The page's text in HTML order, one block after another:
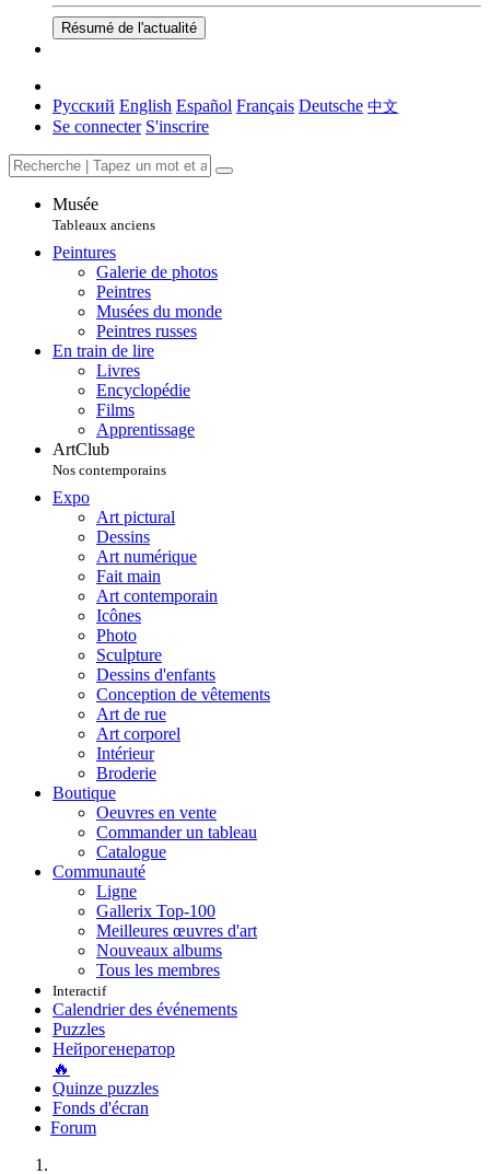
Résumé de l'actualité
Русский English Español Français Deutsche 中文
Se connecter S'inscrire
Musée
Tableaux anciens
Peintures
Galerie de photos
Peintres
Musées du monde
Peintres russes
En train de lire
Livres
Encyclopédie
Films
Apprentissage
ArtClub
Nos contemporains
Expo
Art pictural
Dessins
Art numérique
Fait main
Art contemporain
Icônes
Photo
Sculpture
Dessins d'enfants
Conception de vêtements
Art de rue
Art corporel
Intérieur
Broderie
Boutique
Oeuvres en vente
Commander un tableau
Catalogue
Communauté
Ligne
Gallerix Top-100
Meilleures œuvres d'art
Nouveaux albums
Tous les membres
Interactif
Calendrier des événements
Puzzles
Нейрогенератор
🔥
Quinze puzzles
Fonds d'écran
Forum